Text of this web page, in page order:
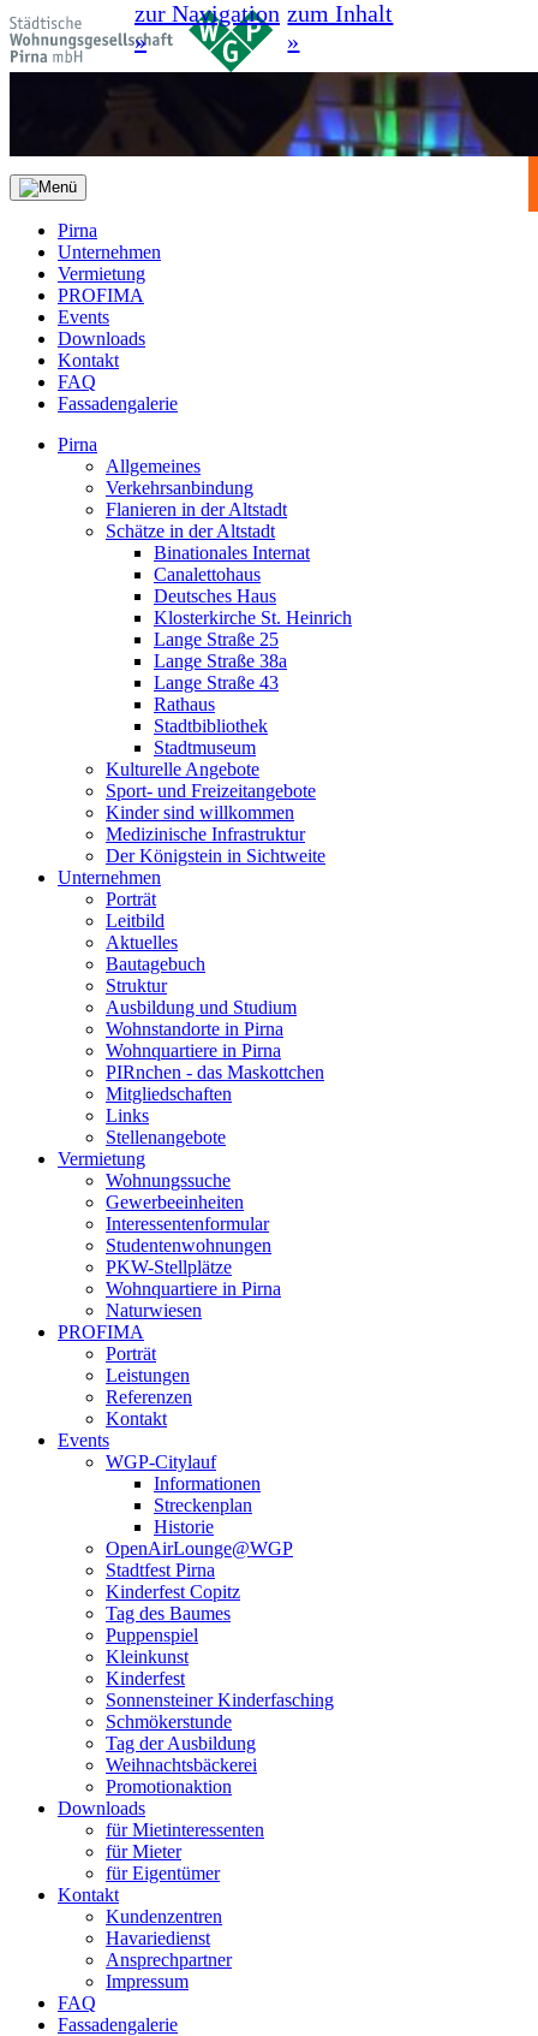
zur Navigation
»
zum Inhalt
»
Pirna
Unternehmen
Vermietung
PROFIMA
Events
Downloads
Kontakt
FAQ
Fassadengalerie
Pirna
Allgemeines
Verkehrsanbindung
Flanieren in der Altstadt
Schätze in der Altstadt
Binationales Internat
Canalettohaus
Deutsches Haus
Klosterkirche St. Heinrich
Lange Straße 25
Lange Straße 38a
Lange Straße 43
Rathaus
Stadtbibliothek
Stadtmuseum
Kulturelle Angebote
Sport- und Freizeitangebote
Kinder sind willkommen
Medizinische Infrastruktur
Der Königstein in Sichtweite
Unternehmen
Porträt
Leitbild
Aktuelles
Bautagebuch
Struktur
Ausbildung und Studium
Wohnstandorte in Pirna
Wohnquartiere in Pirna
PIRnchen - das Maskottchen
Mitgliedschaften
Links
Stellenangebote
Vermietung
Wohnungssuche
Gewerbeeinheiten
Interessentenformular
Studentenwohnungen
PKW-Stellplätze
Wohnquartiere in Pirna
Naturwiesen
PROFIMA
Porträt
Leistungen
Referenzen
Kontakt
Events
WGP-Citylauf
Informationen
Streckenplan
Historie
OpenAirLounge@WGP
Stadtfest Pirna
Kinderfest Copitz
Tag des Baumes
Puppenspiel
Kleinkunst
Kinderfest
Sonnensteiner Kinderfasching
Schmökerstunde
Tag der Ausbildung
Weihnachtsbäckerei
Promotionaktion
Downloads
für Mietinteressenten
für Mieter
für Eigentümer
Kontakt
Kundenzentren
Havariedienst
Ansprechpartner
Impressum
FAQ
Fassadengalerie